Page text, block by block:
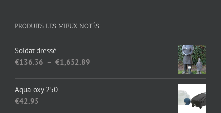
PRODUITS LES MIEUX NOTÉS
Soldat dressé
€136.36 – €1,652.89
Aqua-oxy 250
€42.95